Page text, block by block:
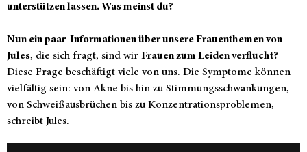
unterstützen lassen. Was meinst du?
Nun ein paar Informationen über unsere Frauenthemen von
Jules, die sich fragt, sind wir Frauen zum Leiden verflucht?
Diese Frage beschäftigt viele von uns. Die Symptome können
vielfältig sein: von Akne bis hin zu Stimmungsschwankungen,
von Schweißausbrüchen bis zu Konzentrationsproblemen,
schreibt Jules.